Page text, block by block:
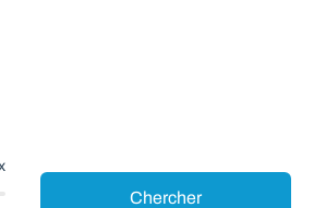
Chercher